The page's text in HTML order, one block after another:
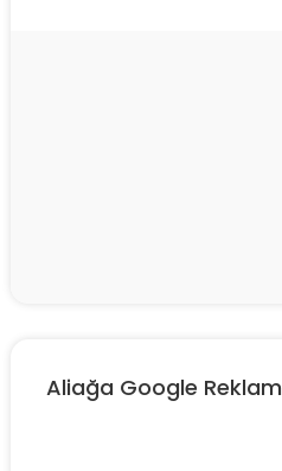
Aliağa Google Reklam